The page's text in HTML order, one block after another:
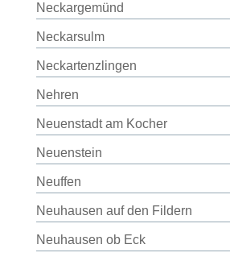
Neckargemünd
Neckarsulm
Neckartenzlingen
Nehren
Neuenstadt am Kocher
Neuenstein
Neuffen
Neuhausen auf den Fildern
Neuhausen ob Eck